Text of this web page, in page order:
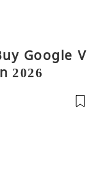
Google V
2026